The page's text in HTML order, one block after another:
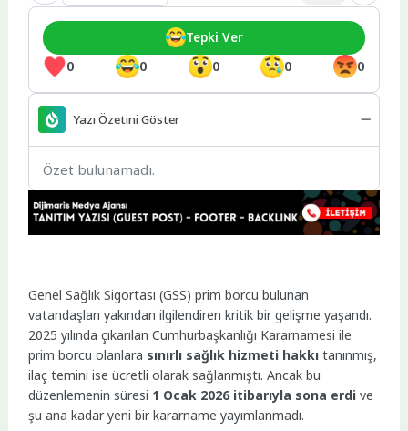
0 0 0 0 0
Tepki Ver
Yazı Özetini Göster
Özet bulunamadı.
Genel Sağlık Sigortası (GSS) prim borcu bulunan
vatandaşları yakından ilgilendiren kritik bir gelişme yaşandı.
2025 yılında çıkarılan Cumhurbaşkanlığı Kararnamesi ile
prim borcu olanlara sınırlı sağlık hizmeti hakkı tanınmış,
ilaç temini ise ücretli olarak sağlanmıştı. Ancak bu
düzenlemenin süresi 1 Ocak 2026 itibarıyla sona erdi ve
şu ana kadar yeni bir kararname yayımlanmadı.